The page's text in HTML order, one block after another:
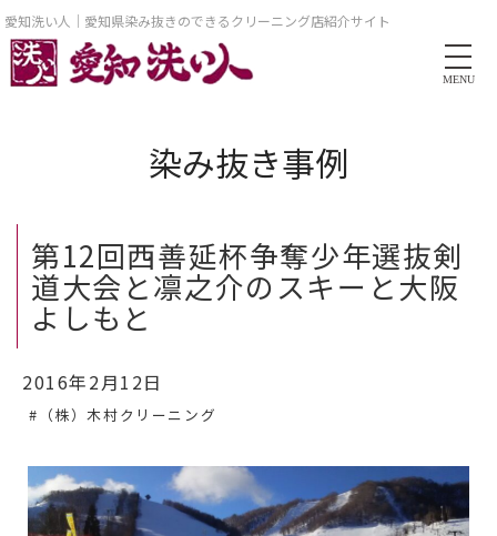
愛知洗い人｜愛知県染み抜きのできるクリーニング店紹介サイト
MENU
染み抜き事例
第12回西善延杯争奪少年選抜剣
道大会と凛之介のスキーと大阪
よしもと
2016年2月12日
#（株）木村クリーニング